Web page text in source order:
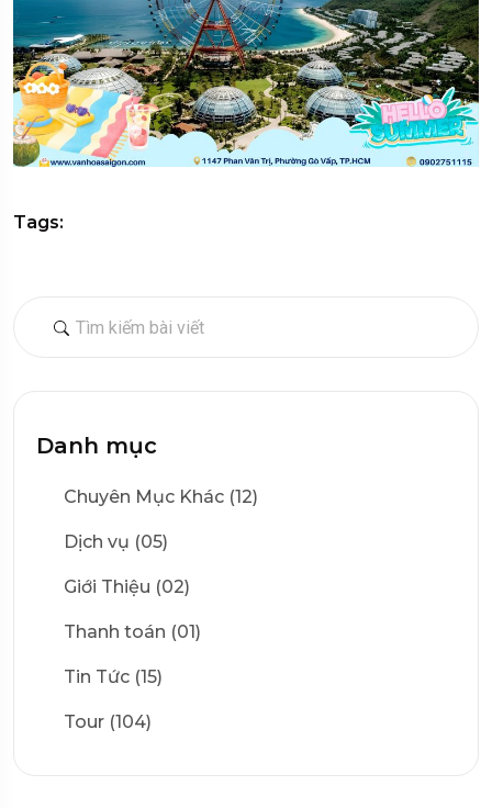
Danh mục
Chuyên Mục Khác (12)
Dịch vụ (05)
Giới Thiệu (02)
Thanh toán (01)
Tin Tức (15)
Tour (104)
Tags: